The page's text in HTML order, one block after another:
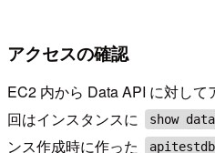
アクセスの確認
EC2 内から Data API に対し
回はインスタンスに
show
ンス作成時に作った
apitestdb